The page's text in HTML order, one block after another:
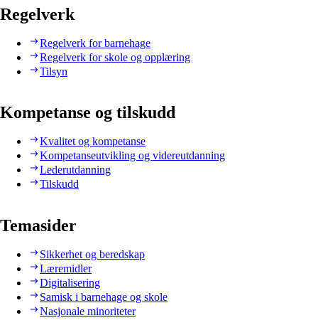
Regelverk
Regelverk for barnehage
Regelverk for skole og opplæring
Tilsyn
Kompetanse og tilskudd
Kvalitet og kompetanse
Kompetanseutvikling og videreutdanning
Lederutdanning
Tilskudd
Temasider
Sikkerhet og beredskap
Læremidler
Digitalisering
Samisk i barnehage og skole
Nasjonale minoriteter